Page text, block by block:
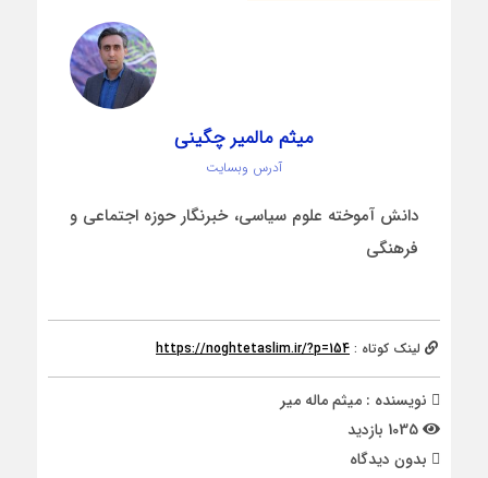
میثم مالمیر چگینی
آدرس وبسایت
دانش آموخته علوم سیاسی، خبرنگار حوزه اجتماعی و
فرهنگی
لینک کوتاه : https://noghtetaslim.ir/?p=154
نویسنده : میثم ماله میر
بدون دیدگاه